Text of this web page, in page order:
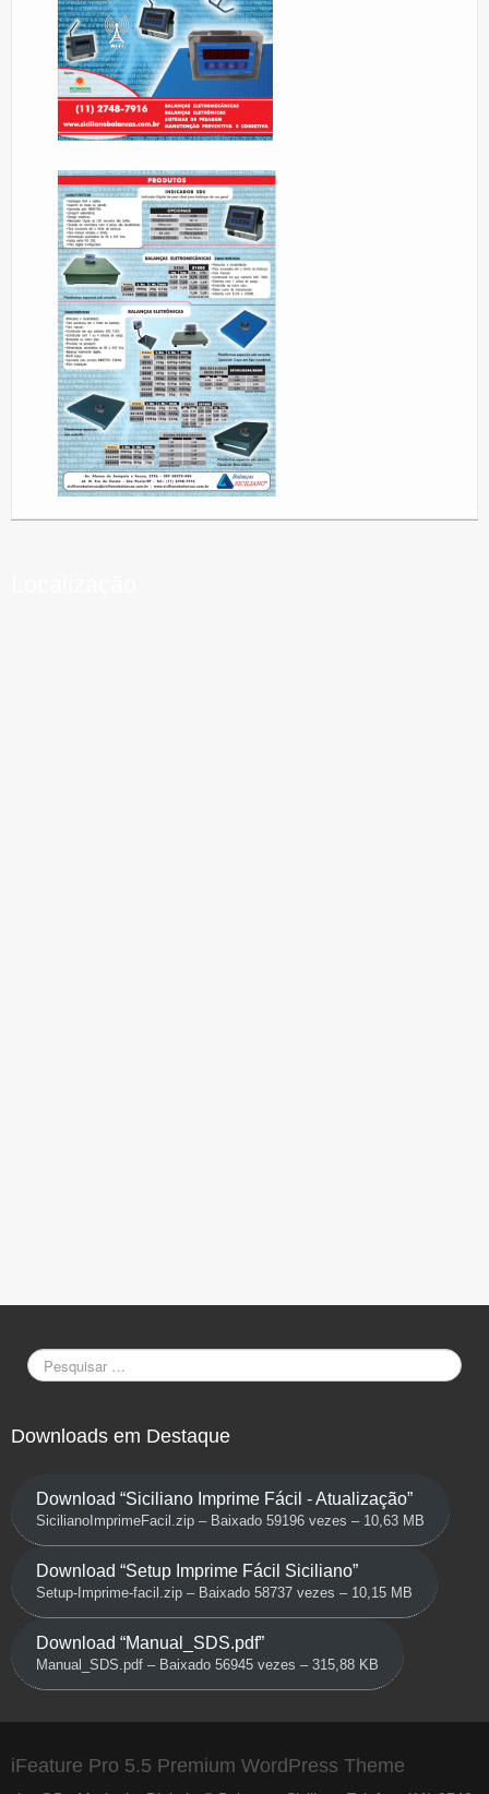
Downloads em Destaque
Download “Siciliano Imprime Fácil - Atualização”
SicilianoImprimeFacil.zip – Baixado 59196 vezes – 10,63 MB
Download “Setup Imprime Fácil Siciliano”
Setup-Imprime-facil.zip – Baixado 58737 vezes – 10,15 MB
Download “Manual_SDS.pdf”
Manual_SDS.pdf – Baixado 56945 vezes – 315,88 KB
iFeature Pro 5.5 Premium WordPress Theme